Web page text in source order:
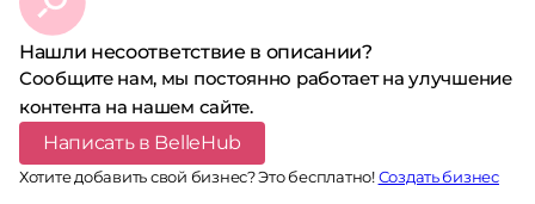
Нашли несоответствие в описании?
Сообщите нам, мы постоянно работает на улучшение
контента на нашем сайте.
Написать в BelleHub
Хотите добавить свой бизнес? Это бесплатно!Создать бизнес